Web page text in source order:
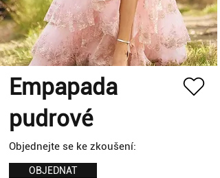
Empapada
pudrové
Objednejte se ke zkoušení:
OBJEDNAT